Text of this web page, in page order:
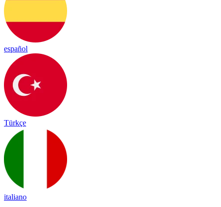
español
Türkçe
italiano